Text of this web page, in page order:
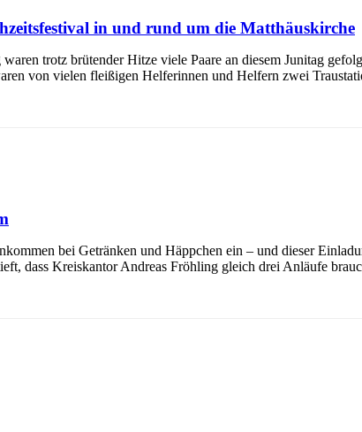
in und rund um die Matthäuskirche
trotz brütender Hitze viele Paare an diesem Junitag
von vielen fleißigen Helferinnen und Helfern zwei
bei Getränken und Häppchen ein – und dieser
dass Kreiskantor Andreas Fröhling gleich drei Anläufe